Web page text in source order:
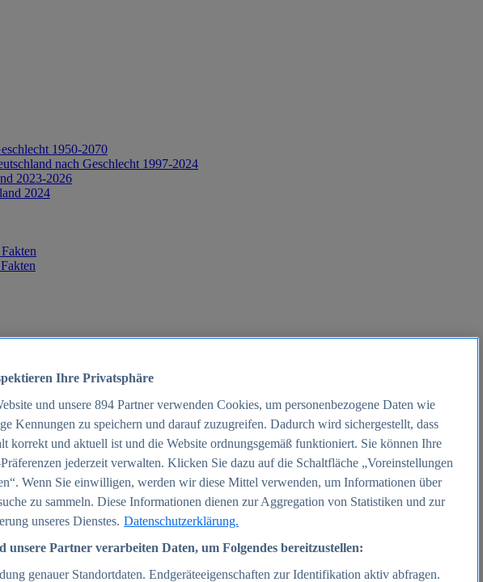
1950-2070
nach Geschlecht 1997-2024
2023-2026
2024
2025
2025
Ihre Privatsphäre
und unsere 894 Partner verwenden Cookies, um personenbezogene Daten wie
Kennungen zu speichern und darauf zuzugreifen. Dadurch wird sichergestellt, dass
korrekt und aktuell ist und die Website ordnungsgemäß funktioniert. Sie können Ihre
jederzeit verwalten. Klicken Sie dazu auf die Schaltfläche „Voreinstellungen
Wenn Sie einwilligen, werden wir diese Mittel verwenden, um Informationen über
zu sammeln. Diese Informationen dienen zur Aggregation von Statistiken und zur
unseres Dienstes. Datenschutzerklärung.
unsere Partner verarbeiten Daten, um Folgendes bereitzustellen:
genauer Standortdaten. Endgeräteeigenschaften zur Identifikation aktiv abfragen.